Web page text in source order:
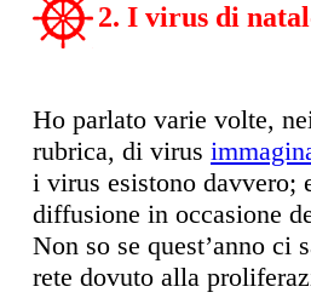
2. I virus di
Ho parlato varie volte,
rubrica, di virus
i virus esistono davvero;
diffusione in occasione
Non so se quest’anno ci
rete dovuto alla